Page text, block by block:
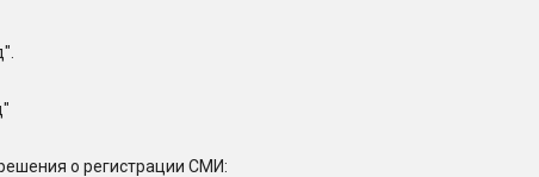
о регистрации СМИ: